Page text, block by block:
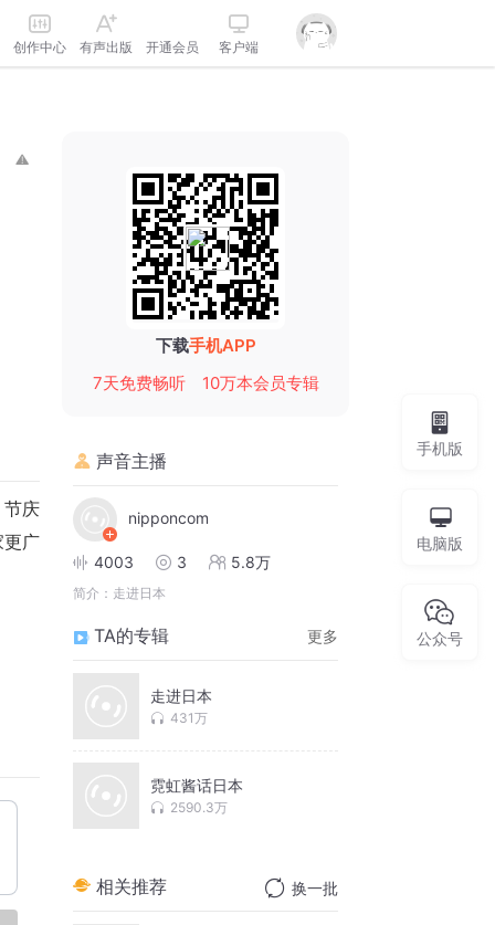
创作中心 有声出版 开通会员 客户端
节庆
更广
下载手机APP
7天免费畅听
10万本会员专辑
声音主播
nipponcom
4003 3 5.8万
简介： 走进日本
TA的专辑 更多
走进日本
431万
霓虹酱话日本
2590.3万
相关推荐 换一批
手机版
电脑版
公众号